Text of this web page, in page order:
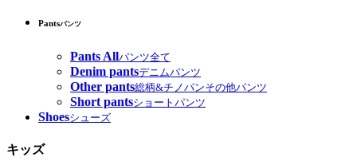
Pantsパンツ
Pants Allパンツ全て
Denim pantsデニムパンツ
Other pants総柄&チノパンその他パンツ
Short pantsショートパンツ
Shoesシューズ
キッズ